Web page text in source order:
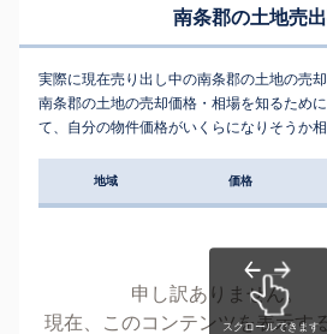
南条郡の土地売
実際に現在売り出し中の南条郡の土地の売
南条郡の土地の売却価格・相場を知るため
て、自分の物件価格がいくらになりそうか
地域 価格
申し訳ありません。
現在、このコンテンツを表示す